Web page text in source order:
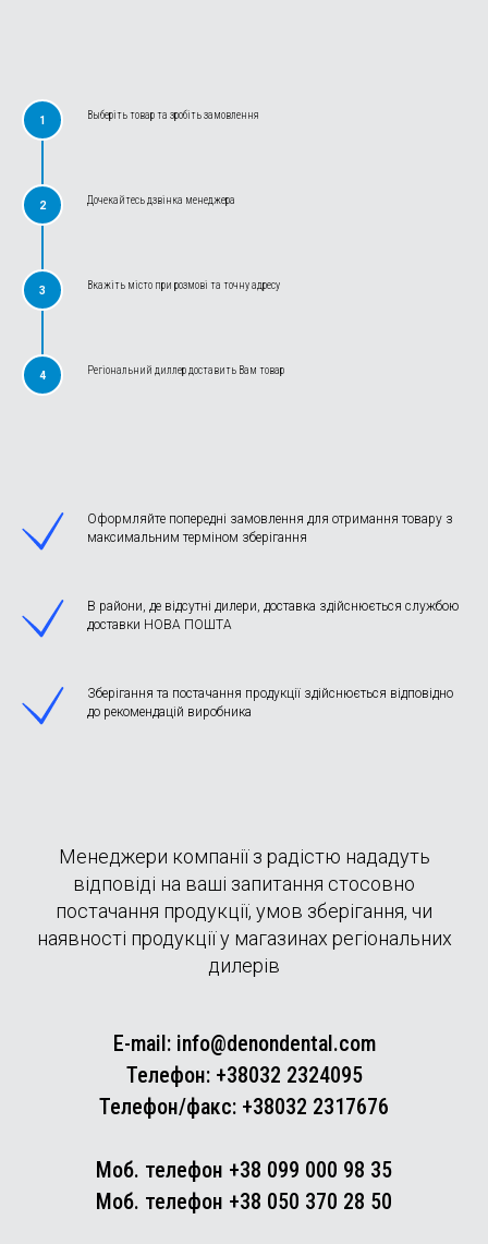
1 Выберіть товар та зробіть замовлення
2 Дочекайтесь дзвінка менеджера
3 Вкажіть місто при розмові та точну адресу
4 Регіональний диллер доставить Вам товар
Оформляйте попередні замовлення для отримання товару з
максимальним терміном зберігання
В райони, де відсутні дилери, доставка здійснюється службою
доставки НОВА ПОШТА
Зберігання та постачання продукції здійснюється відповідно
до рекомендацій виробника
Менеджери компанії з радістю нададуть
відповіді на ваші запитання стосовно
постачання продукції, умов зберігання, чи
наявності продукції у магазинах регіональних
дилерів
E-mail: info@denondental.com
Телефон: +38032 2324095
Телефон/факс: +38032 2317676
Моб. телефон +38 099 000 98 35
Моб. телефон +38 050 370 28 50